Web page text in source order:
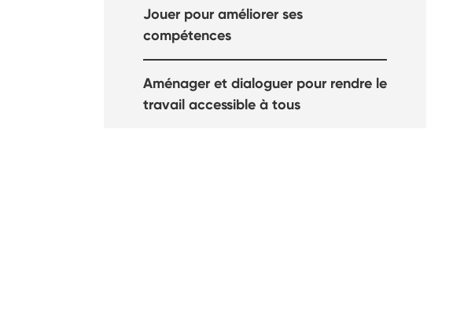
Jouer pour améliorer ses
compétences
Aménager et dialoguer pour rendre le
travail accessible à tous